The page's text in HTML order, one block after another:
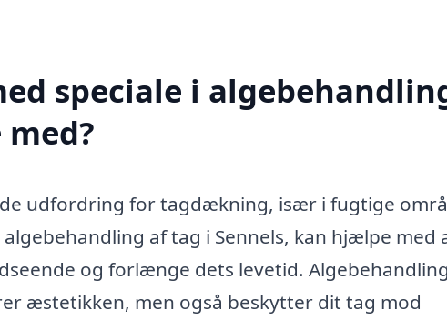
speciale i
udfordring for tagdækning, især i fugtige
af tag i Sennels, kan hjælpe med
og forlænge dets levetid.
æstetikken, men også beskytter dit tag mod